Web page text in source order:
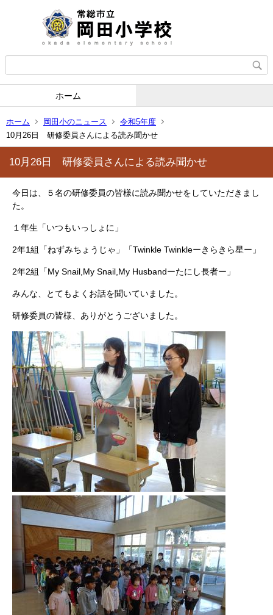
ホーム
ホーム 岡田小のニュース
令和5年度
10月26日 研修委員さんによる読み聞かせ
10月26日 研修委員さんによる読み聞かせ
今日は、５名の研修委員の皆様に読み聞かせをしていただきまし
た。
１年生「いつもいっしょに」
2年1組「ねずみちょうじゃ」「Twinkle Twinkleーきらきら星ー」
2年2組「My Snail,My Snail,My Husbandーたにし長者ー」
みんな、とてもよくお話を聞いていました。
研修委員の皆様、ありがとうございました。